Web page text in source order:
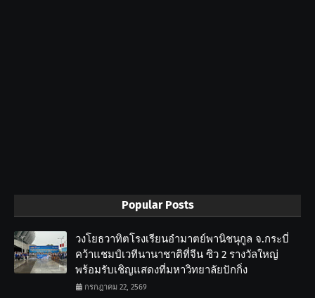
Popular Posts
วงโยธวาทิตโรงเรียนอำมาตย์พานิชนุกูล จ.กระบี่
คว้าแชมป์เวทีนานาชาติที่จีน ซิว 2 รางวัลใหญ่
พร้อมรับเชิญแสดงที่มหาวิทยาลัยปักกิ่ง
กรกฎาคม 22, 2569